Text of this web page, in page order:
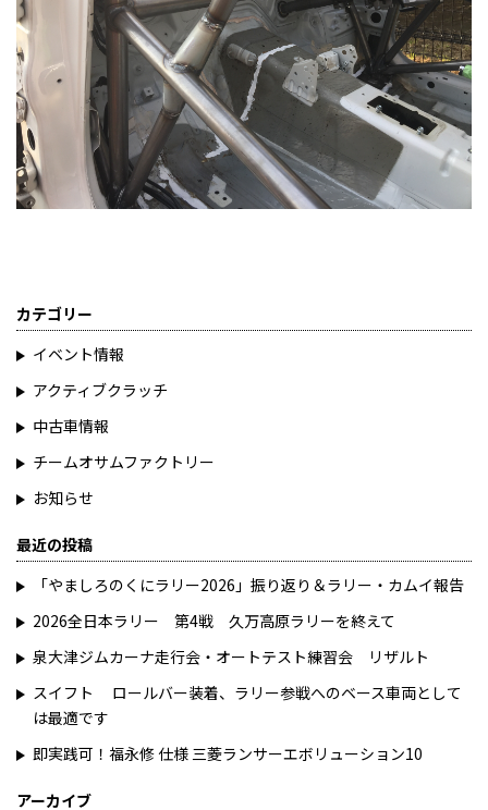
カテゴリー
イベント情報
アクティブクラッチ
中古車情報
チームオサムファクトリー
お知らせ
最近の投稿
「やましろのくにラリー2026」振り返り＆ラリー・カムイ報告
2026全日本ラリー 第4戦 久万高原ラリーを終えて
泉大津ジムカーナ走行会・オートテスト練習会 リザルト
スイフト ロールバー装着、ラリー参戦へのベース車両として
は最適です
即実践可！福永修 仕様 三菱ランサーエボリューション10
アーカイブ